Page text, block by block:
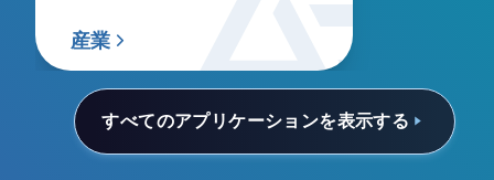
すべてのアプリケーションを表示する
産業